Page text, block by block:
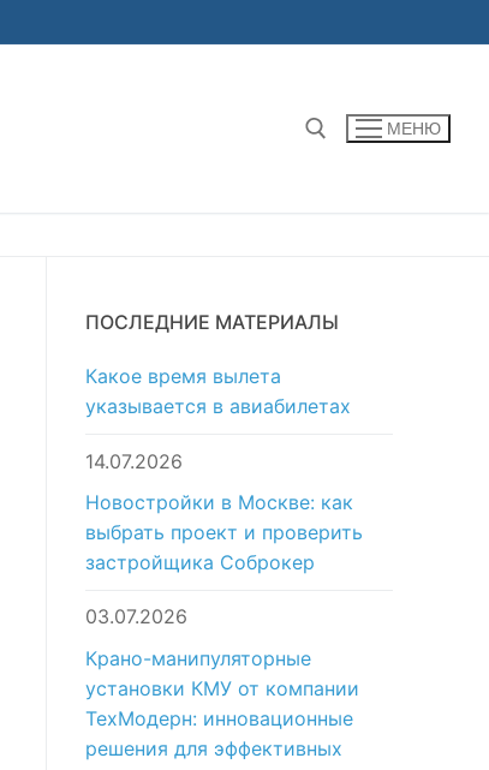
МЕНЮ
ПОСЛЕДНИЕ МАТЕРИАЛЫ
Какое время вылета
указывается в авиабилетах
14.07.2026
Новостройки в Москве: как
выбрать проект и проверить
застройщика Соброкер
03.07.2026
Крано-манипуляторные
установки КМУ от компании
ТехМодерн: инновационные
решения для эффективных